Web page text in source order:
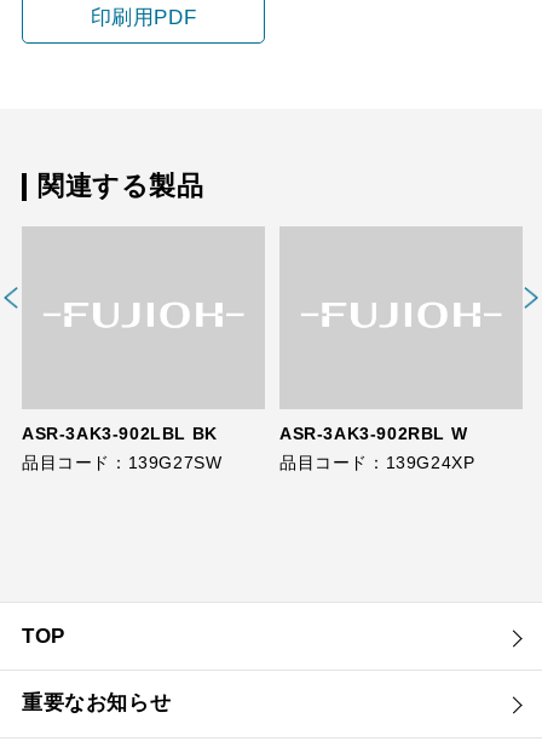
印刷用PDF
関連する製品
ASR-3AK3-902LBL BK
品目コード：139G27SW
ASR-3AK3-902RBL W
品目コード：139G24XP
TOP
重要なお知らせ